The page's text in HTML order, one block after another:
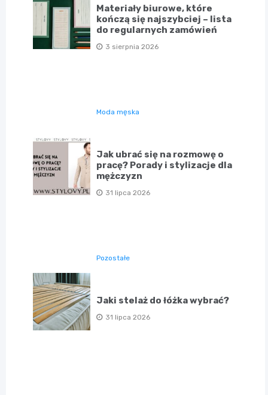
Materiały biurowe, które
kończą się najszybciej – lista
do regularnych zamówień
3 sierpnia 2026
Moda męska
Jak ubrać się na rozmowę o
pracę? Porady i stylizacje dla
mężczyzn
31 lipca 2026
Pozostałe
Jaki stelaż do łóżka wybrać?
31 lipca 2026